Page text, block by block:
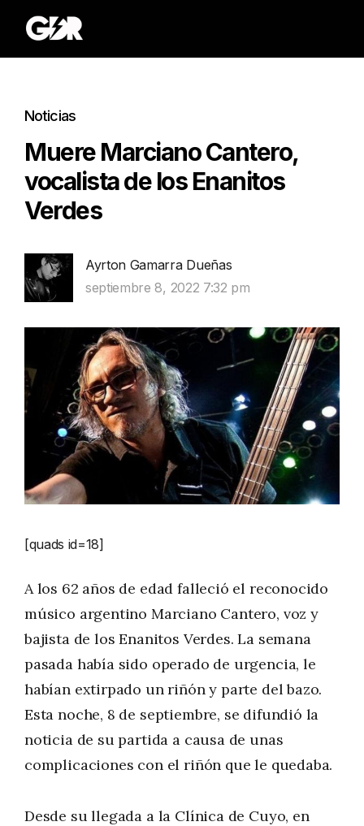
Noticias
Muere Marciano Cantero,
vocalista de los Enanitos
Verdes
Ayrton Gamarra Dueñas
septiembre 8, 2022 7:32 pm
[quads id=18]
A los 62 años de edad falleció el reconocido
músico argentino Marciano Cantero, voz y
bajista de los Enanitos Verdes. La semana
pasada había sido operado de urgencia, le
habían extirpado un riñón y parte del bazo.
Esta noche, 8 de septiembre, se difundió la
noticia de su partida a causa de unas
complicaciones con el riñón que le quedaba.
Desde su llegada a la Clínica de Cuyo, en